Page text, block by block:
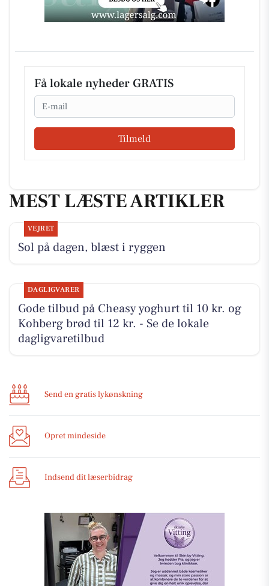
Få lokale nyheder GRATIS
Email
Tilmeld
MEST LÆSTE ARTIKLER
VEJRET
Sol på dagen, blæst i ryggen
DAGLIGVARER
Gode tilbud på Cheasy yoghurt til 10 kr. og
Kohberg brød til 12 kr. - Se de lokale
dagligvaretilbud
Send en gratis lykønskning
Opret mindeside
Indsend dit læserbidrag